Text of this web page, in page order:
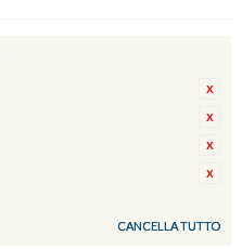
CANCELLA TUTTO